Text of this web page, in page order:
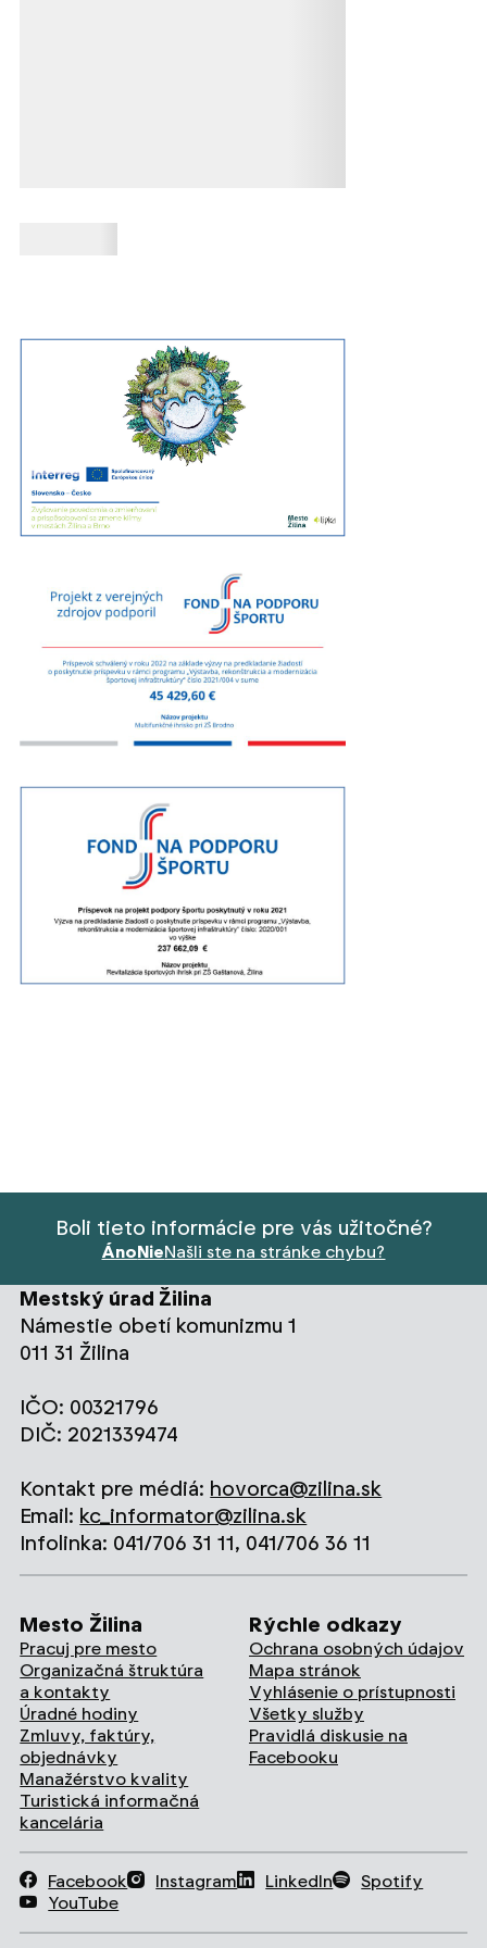
Boli tieto informácie pre vás užitočné?
ÁnoNieNašli ste na stránke chybu?
Mestský úrad Žilina
Námestie obetí komunizmu 1
011 31 Žilina
IČO: 00321796
DIČ: 2021339474
Kontakt pre médiá: hovorca@zilina.sk
Email: kc_informator@zilina.sk
Infolinka: 041/706 31 11, 041/706 36 11
Mesto Žilina
Pracuj pre mesto
Organizačná štruktúra
a kontakty
Úradné hodiny
Zmluvy, faktúry,
objednávky
Manažérstvo kvality
Turistická informačná
kancelária
Rýchle odkazy
Ochrana osobných údajov
Mapa stránok
Vyhlásenie o prístupnosti
Všetky služby
Pravidlá diskusie na
Facebooku
Facebook Instagram LinkedIn
Spotify
YouTube